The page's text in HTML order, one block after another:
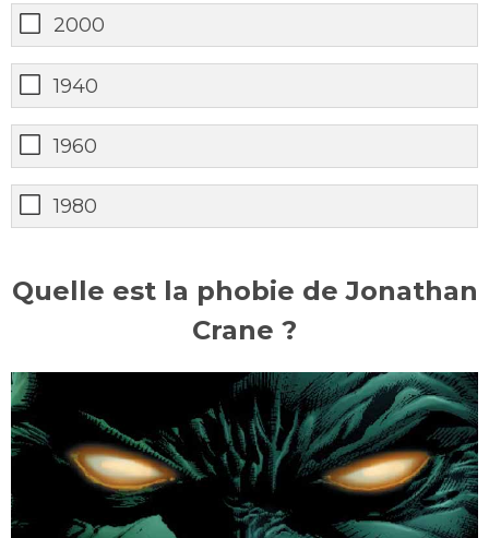
2000
1940
1960
1980
Quelle est la phobie de Jonathan
Crane ?